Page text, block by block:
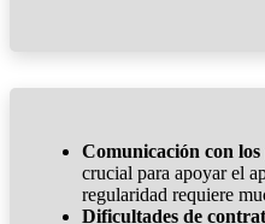
Comunicación con los
crucial para apoyar el
regularidad requiere
Dificultades de